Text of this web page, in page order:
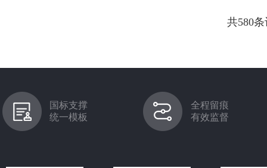
共580
国标支撑
统一模板
全程留痕
有效监督